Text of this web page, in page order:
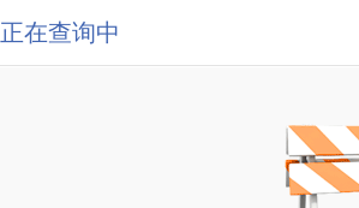
正在查询中